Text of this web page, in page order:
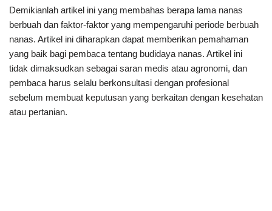
Demikianlah artikel ini yang membahas berapa lama nanas
berbuah dan faktor-faktor yang mempengaruhi periode berbuah
nanas. Artikel ini diharapkan dapat memberikan pemahaman
yang baik bagi pembaca tentang budidaya nanas. Artikel ini
tidak dimaksudkan sebagai saran medis atau agronomi, dan
pembaca harus selalu berkonsultasi dengan profesional
sebelum membuat keputusan yang berkaitan dengan kesehatan
atau pertanian.